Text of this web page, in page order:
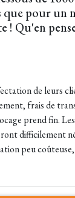
pour un
Qu'en
de leurs
frais de
prend fin.
difficilement
peu coûteuse,